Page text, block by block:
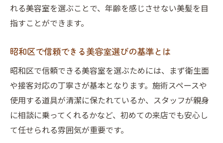
れる美容室を選ぶことで、年齢を感じさせない美髪を目
指すことができます。
昭和区で信頼できる美容室選びの基準とは
昭和区で信頼できる美容室を選ぶためには、まず衛生面
や接客対応の丁寧さが基本となります。施術スペースや
使用する道具が清潔に保たれているか、スタッフが親身
に相談に乗ってくれるかなど、初めての来店でも安心し
て任せられる雰囲気が重要です。